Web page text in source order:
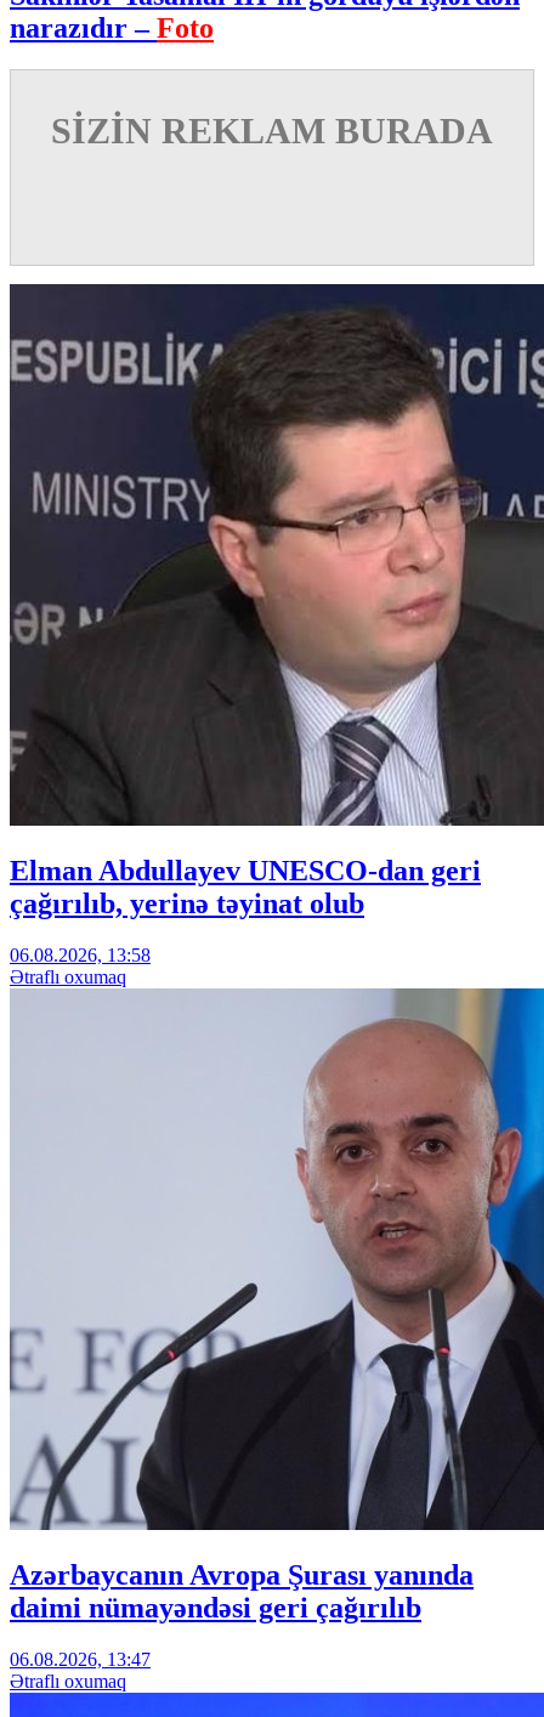
narazıdır –Foto
SİZİN REKLAM BURADA
Elman Abdullayev UNESCO-dan geri
çağırılıb, yerinə təyinat olub
06.08.2026, 13:58
Ətraflı oxumaq
Azərbaycanın Avropa Şurası yanında
daimi nümayəndəsi geri çağırılıb
06.08.2026, 13:47
Ətraflı oxumaq